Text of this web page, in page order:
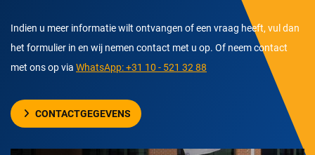
Indien u meer informatie wilt ontvangen of een vraag heeft, vul dan
het formulier in en wij nemen contact met u op. Of neem contact
met ons op via WhatsApp: +31 10 - 521 32 88
CONTACTGEGEVENS